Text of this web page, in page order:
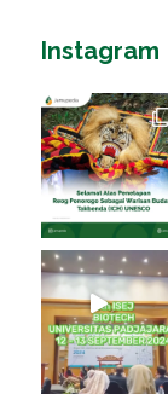
Instagram